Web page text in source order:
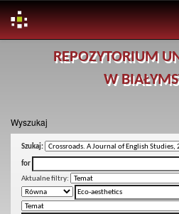
REPOZYTORIUM
W
Wyszukaj
Szukaj:
for
Aktualne filtry: